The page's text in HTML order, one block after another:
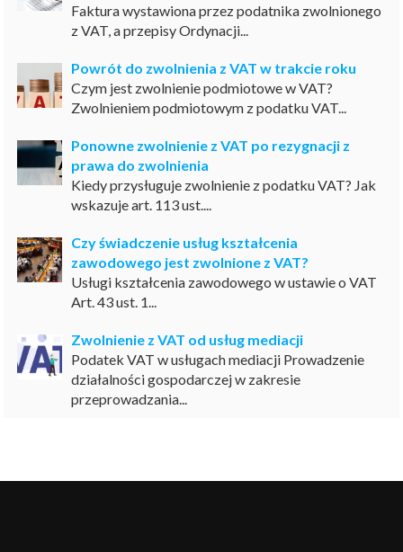
Faktura wystawiona przez podatnika zwolnionego
z VAT, a przepisy Ordynacji...
Powrót do zwolnienia z VAT w trakcie roku
Czym jest zwolnienie podmiotowe w VAT?
Zwolnieniem podmiotowym z podatku VAT...
Ponowne zwolnienie z VAT po rezygnacji z
prawa do zwolnienia
Kiedy przysługuje zwolnienie z podatku VAT? Jak
wskazuje art. 113 ust....
Czy świadczenie usług kształcenia
zawodowego jest zwolnione z VAT?
Usługi kształcenia zawodowego w ustawie o VAT
Art. 43 ust. 1...
Zwolnienie z VAT od usług mediacji
Podatek VAT w usługach mediacji Prowadzenie
działalności gospodarczej w zakresie
przeprowadzania...